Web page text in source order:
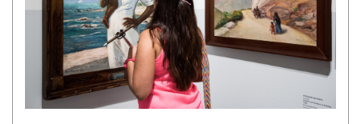
Nuestra Actuación
Países Participantes